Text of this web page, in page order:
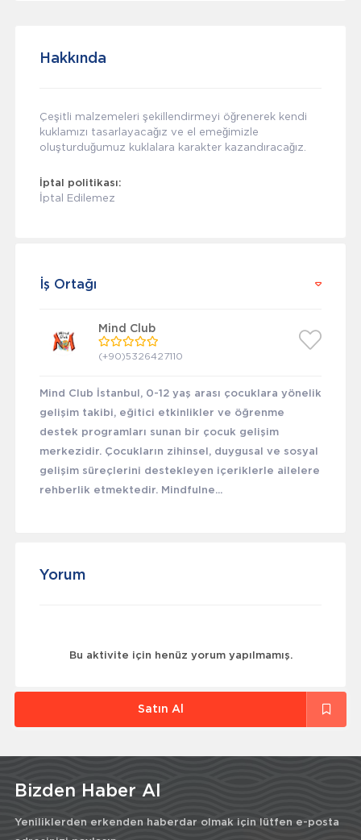
Hakkında
Çeşitli malzemeleri şekillendirmeyi öğrenerek kendi
kuklamızı tasarlayacağız ve el emeğimizle
oluşturduğumuz kuklalara karakter kazandıracağız.
İptal politikası:
İptal Edilemez
İş Ortağı
Mind Club
(+90)5326427110
Mind Club İstanbul, 0-12 yaş arası çocuklara yönelik
gelişim takibi, eğitici etkinlikler ve öğrenme
destek programları sunan bir çocuk gelişim
merkezidir. Çocukların zihinsel, duygusal ve sosyal
gelişim süreçlerini destekleyen içeriklerle ailelere
rehberlik etmektedir. Mindfulne...
Yorum
Bu aktivite için henüz yorum yapılmamış.
Satın Al
Bizden Haber Al
Yeniliklerden erkenden haberdar olmak için lütfen e-posta